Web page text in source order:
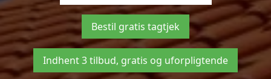
Bestil gratis tagtjek
Indhent 3 tilbud, gratis og uforpligtende